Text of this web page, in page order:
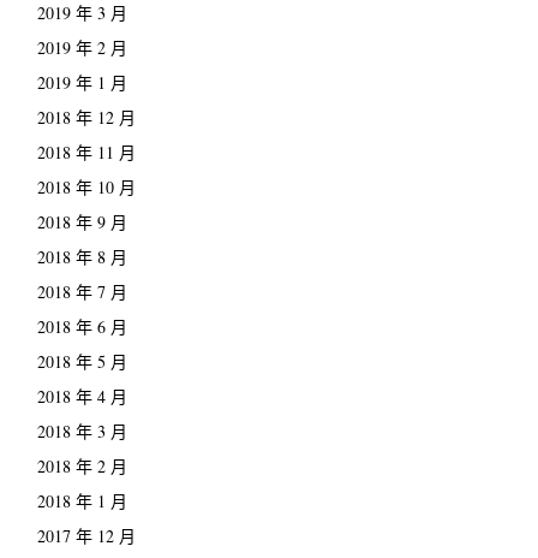
2019 年 3 月
2019 年 2 月
2019 年 1 月
2018 年 12 月
2018 年 11 月
2018 年 10 月
2018 年 9 月
2018 年 8 月
2018 年 7 月
2018 年 6 月
2018 年 5 月
2018 年 4 月
2018 年 3 月
2018 年 2 月
2018 年 1 月
2017 年 12 月